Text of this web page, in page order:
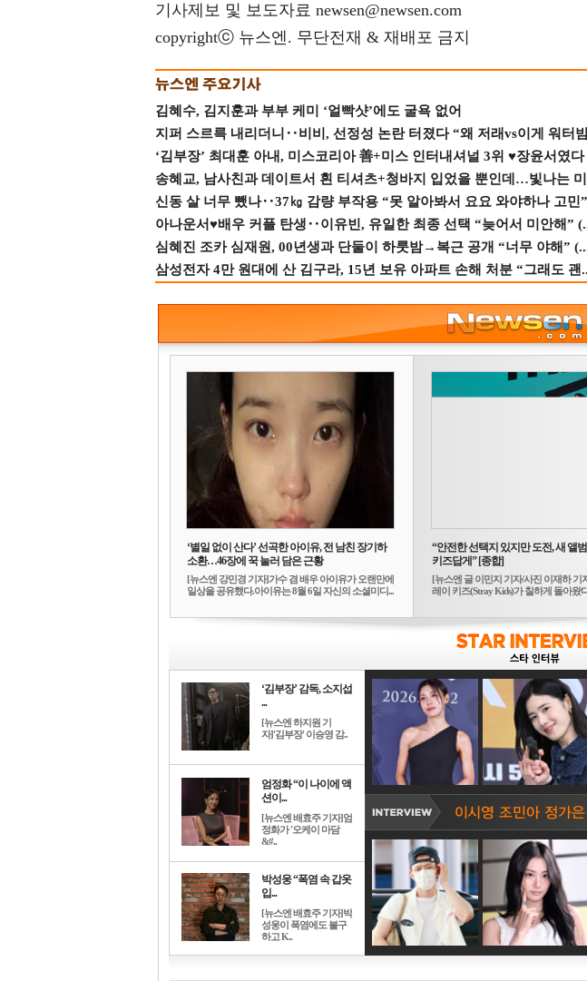
기사제보 및 보도자료 newsen@newsen.com
copyrightⓒ 뉴스엔. 무단전재 & 재배포 금지
김혜수, 김지훈과 부부 케미 ‘얼빡샷’에도 굴욕 없어
지퍼 스르륵 내리더니‥비비, 선정성 논란 터졌다 “왜 저래vs이게 워터
‘김부장’ 최대훈 아내, 미스코리아 善+미스 인터내셔널 3위 ♥장윤서였다
송혜교, 남사친과 데이트서 흰 티셔츠+청바지 입었을 뿐인데…빛나는
신동 살 너무 뺐나‥37㎏ 감량 부작용 “못 알아봐서 요요 와야하나 고민
아나운서♥배우 커플 탄생‥이유빈, 유일한 최종 선택 “늦어서 미안해”
심혜진 조카 심재원, 00년생과 단둘이 하룻밤→복근 공개 “너무 야해”
삼성전자 4만 원대에 산 김구라, 15년 보유 아파트 손해 처분 “그래도 괜
‘별일 없이 산다’ 선곡한 아이유, 전 남친 장기하
소환…46장에 꾹 눌러 담은 근황
[뉴스엔 강민경 기자]가수 겸 배우 아이유가 오랜만에
일상을 공유했다.아이유는 8월 6일 자신의 소셜미디...
“안전한 선택지 있지만 도전, 새 앨
키즈답게” [종합]
[뉴스엔 글 이민지 기자/사진 이재하 기
레이 키즈(Stray Kids)가 칠하게 돌아왔
‘김부장’ 감독, 소지섭
...
[뉴스엔 하지원 기
자]'김부장' 이승영 감..
엄정화 “이 나이에 액
션이...
[뉴스엔 배효주 기자]엄
정화가 '오케이 마담
&#..
박성웅 “폭염 속 갑옷
입...
[뉴스엔 배효주 기자]박
성웅이 폭염에도 불구
하고 K..